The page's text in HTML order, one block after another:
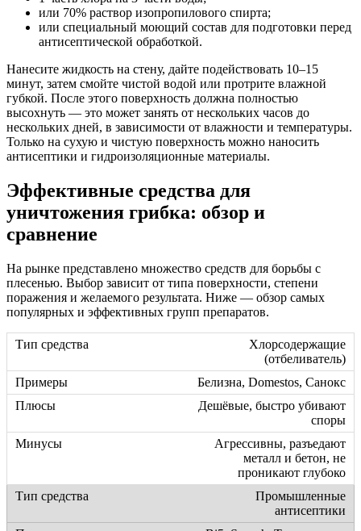
или 70% раствор изопропилового спирта;
или специальный моющий состав для подготовки перед
антисептической обработкой.
Нанесите жидкость на стену, дайте подействовать 10–15
минут, затем смойте чистой водой или протрите влажной
губкой. После этого поверхность должна полностью
высохнуть — это может занять от нескольких часов до
нескольких дней, в зависимости от влажности и температуры.
Только на сухую и чистую поверхность можно наносить
антисептики и гидроизоляционные материалы.
Эффективные средства для
уничтожения грибка: обзор и
сравнение
На рынке представлено множество средств для борьбы с
плесенью. Выбор зависит от типа поверхности, степени
поражения и желаемого результата. Ниже — обзор самых
популярных и эффективных групп препаратов.
Хлорсодержащие
(отбеливатель)
Белизна, Domestos, Санокс
Дешёвые, быстро убивают
споры
Агрессивны, разъедают
металл и бетон, не
проникают глубоко
Промышленные
антисептики